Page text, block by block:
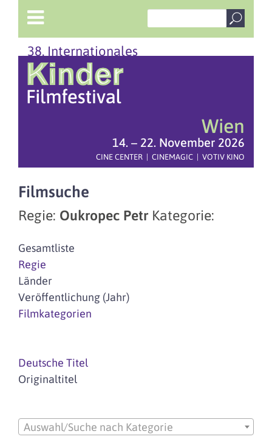
38. Internationales
Wien
14. – 22. November 2026
CINE CENTER | CINEMAGIC | VOTIV KINO
Filmsuche
Regie: Oukropec Petr Kategorie:
Gesamtliste
Regie
Länder
Veröffentlichung (Jahr)
Filmkategorien
Deutsche Titel
Originaltitel
Auswahl/Suche nach Kategorie